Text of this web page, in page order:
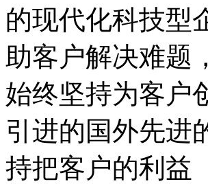
的现代化科技型
助客户解决难题
始终坚持为客户
引进的国外先进
持把客户的利益